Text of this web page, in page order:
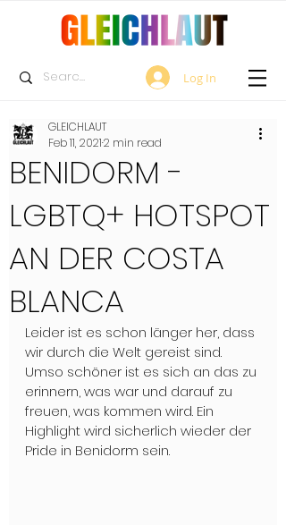
Log In
BENIDORM -
LGBTQ+ HOTSPOT
AN DER COSTA
BLANCA
GLEICHLAUT
Feb 11, 20212 min read
Leider ist es schon länger her, dass
wir durch die Welt gereist sind.
Umso schöner ist es sich an das zu
erinnern, was war und darauf zu
freuen, was kommen wird. Ein
Highlight wird sicherlich wieder der
Pride in Benidorm sein.